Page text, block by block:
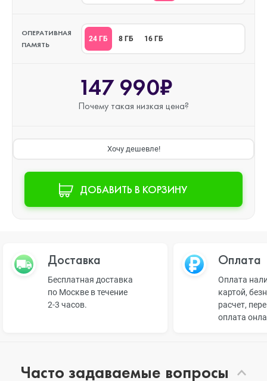
ОПЕРАТИВНАЯ
ПАМЯТЬ
24 ГБ 8 ГБ 16 ГБ
147 990₽
Почему такая низкая цена?
Хочу дешевле!
ДОБАВИТЬ В КОРЗИНУ
Доставка
Бесплатная доставка
по Москве в течение
2-3 часов.
Оплата
Оплата
картой,
расчет,
оплата
Часто задаваемые вопросы